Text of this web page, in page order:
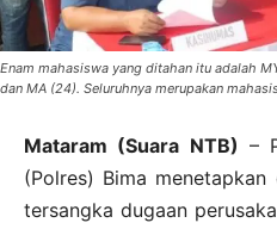
Enam mahasiswa yang ditahan itu adalah
dan MA (24). Seluruhnya merupakan
Mataram (Suara NTB) –
(Polres) Bima
tersangka dugaan